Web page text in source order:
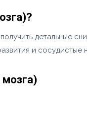
детальные
и сосудистые